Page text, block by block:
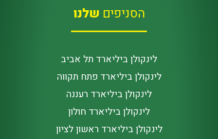
הסניפים שלנו
לינקולן ביליארד תל אביב
לינקולן ביליארד פתח תקווה
לינקולן ביליארד רעננה
לינקולן ביליארד חולון
לינקולן ביליארד ראשון לציון